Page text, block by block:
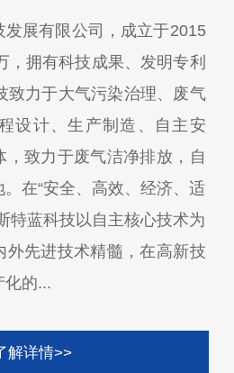
展有限公司，成立于2015
，拥有科技成果、发明专利
致力于大气污染治理、废气
设计、生产制造、自主安
，致力于废气洁净排放，自
在“安全、高效、经济、适
特蓝科技以自主核心技术为
外先进技术精髓，在高新技
化的...
解详情>>